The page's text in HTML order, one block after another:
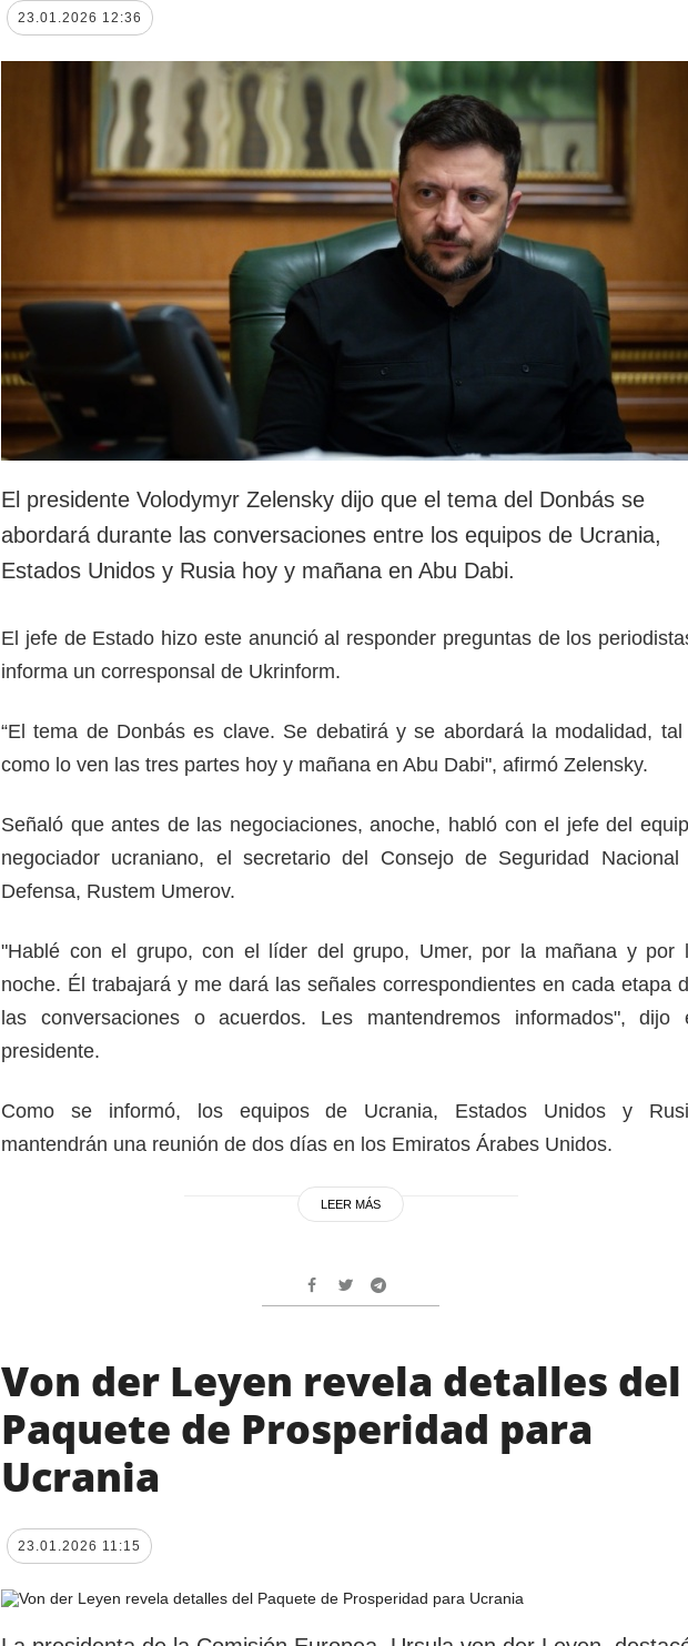
23.01.2026 12:36
El presidente Volodymyr Zelensky dijo que el tema del Donbás se
abordará durante las conversaciones entre los equipos de Ucrania,
Estados Unidos y Rusia hoy y mañana en Abu Dabi.
El jefe de Estado hizo este anunció al responder preguntas de los
informa un corresponsal de Ukrinform.
“El tema de Donbás es clave. Se debatirá y se abordará la modalidad, tal
como lo ven las tres partes hoy y mañana en Abu Dabi", afirmó Zelensky.
Señaló que antes de las negociaciones, anoche, habló con el jefe del
negociador ucraniano, el secretario del Consejo de Seguridad Nacional
Defensa, Rustem Umerov.
"Hablé con el grupo, con el líder del grupo, Umer, por la mañana y por
noche. Él trabajará y me dará las señales correspondientes en cada etapa
las conversaciones o acuerdos. Les mantendremos informados", dijo
presidente.
Como se informó, los equipos de Ucrania, Estados Unidos y
mantendrán una reunión de dos días en los Emiratos Árabes Unidos.
LEER MÁS
Von der Leyen revela detalles del
Paquete de Prosperidad para
Ucrania
23.01.2026 11:15